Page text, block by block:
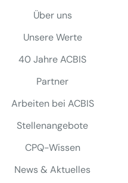
Über uns
Unsere Werte
40 Jahre ACBIS
Partner
Arbeiten bei ACBIS
Stellenangebote
CPQ-Wissen
News & Aktuelles